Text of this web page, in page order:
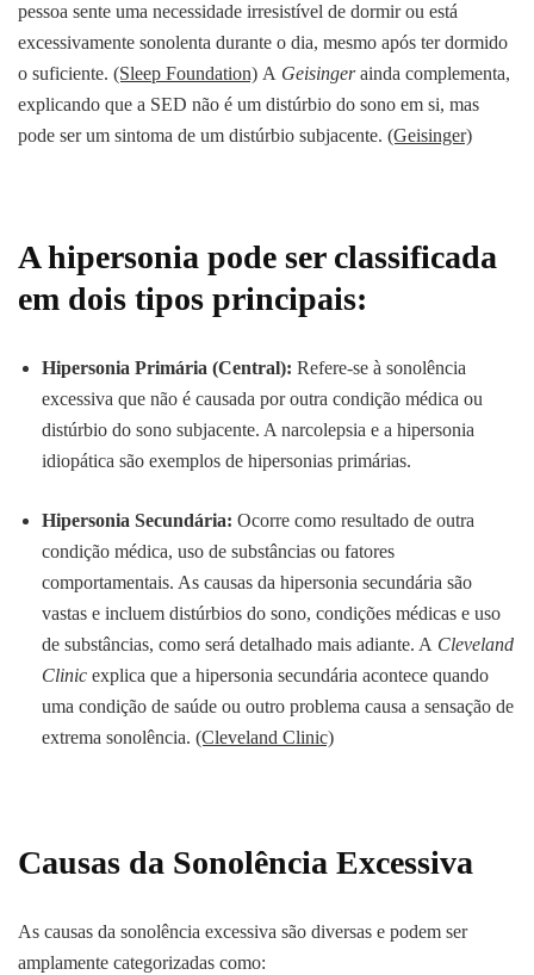
pessoa sente uma necessidade irresistível de dormir ou está
excessivamente sonolenta durante o dia, mesmo após ter dormido
o suficiente. (Sleep Foundation) A Geisingerainda complementa,
explicando que a SED não é um distúrbio do sono em si, mas
pode ser um sintoma de um distúrbio subjacente. (Geisinger)
A hipersonia pode ser classificada
em dois tipos principais:
Hipersonia Primária (Central): Refere-se à sonolência
excessiva que não é causada por outra condição médica ou
distúrbio do sono subjacente. A narcolepsia e a hipersonia
idiopática são exemplos de hipersonias primárias.
Hipersonia Secundária: Ocorre como resultado de outra
condição médica, uso de substâncias ou fatores
comportamentais. As causas da hipersonia secundária são
vastas e incluem distúrbios do sono, condições médicas e uso
de substâncias, como será detalhado mais adiante. A Cleveland
Clinic explica que a hipersonia secundária acontece quando
uma condição de saúde ou outro problema causa a sensação de
extrema sonolência. (Cleveland Clinic)
Causas da Sonolência Excessiva
As causas da sonolência excessiva são diversas e podem ser
amplamente categorizadas como: